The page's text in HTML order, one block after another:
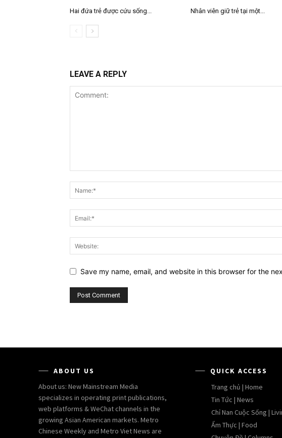
Hai đứa trẻ được cứu sống... Nhân viên giữ trẻ tại một...
LEAVE A REPLY
Save my name, email, and website in this browser for the
ABOUT US
About us: New Mainstream Media
specializes in operating print publications,
web platforms & WeChat channels in the
growing Asian American markets. Metro
Chinese Weekly and Metro Viet News are
QUICK ACCESS
Trang chủ | Home
Tin Tức | News
Chỉ Nan Cuộc Sống |
Ẩm Thực | Food